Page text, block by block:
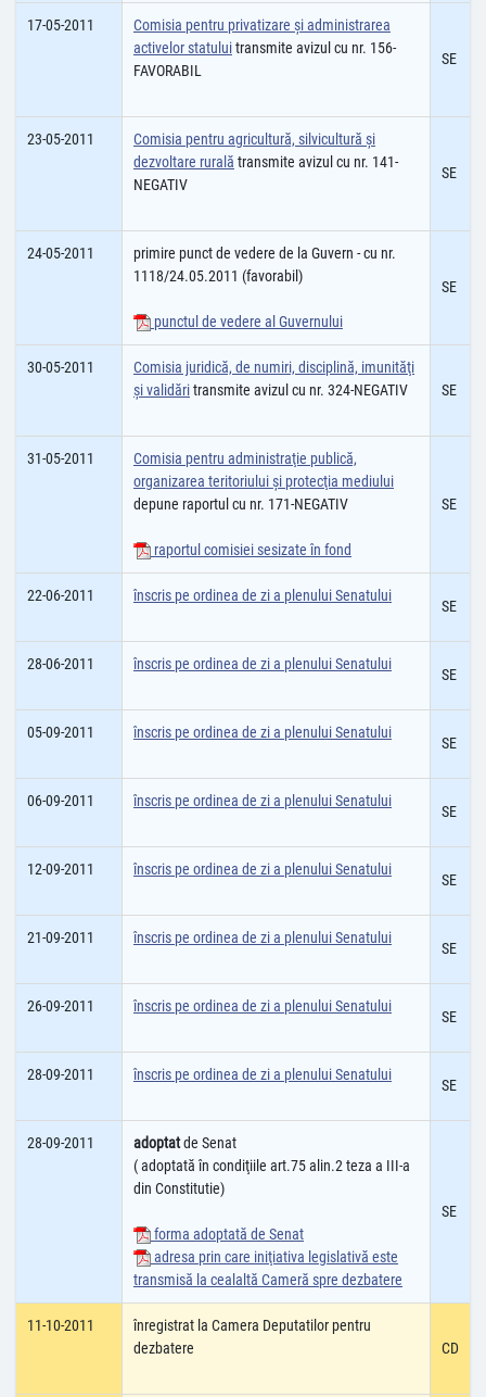
17-05-2011
Comisia pentru privatizare şi administrarea
activelor statuluitransmite avizul cu nr. 156-
FAVORABIL
SE
23-05-2011
Comisia pentru agricultură, silvicultură şi
dezvoltare rurală transmite avizul cu nr. 141-
NEGATIV
SE
24-05-2011
primire punct de vedere de la Guvern - cu nr.
1118/24.05.2011 (favorabil)
punctul de vedere al Guvernului
SE
30-05-2011
Comisia juridică, de numiri, disciplină, imunităţi
şi validăritransmite avizul cu nr. 324-NEGATIV SE
31-05-2011
Comisia pentru administraţie publică,
organizarea teritoriului şi protecţia mediului
depune raportul cu nr. 171-NEGATIV
raportul comisiei sesizate în fond
SE
22-06-2011 înscris pe ordinea de zi a plenului Senatului
SE
28-06-2011 înscris pe ordinea de zi a plenului Senatului
SE
05-09-2011 înscris pe ordinea de zi a plenului Senatului
SE
06-09-2011 înscris pe ordinea de zi a plenului Senatului
SE
12-09-2011 înscris pe ordinea de zi a plenului Senatului
SE
21-09-2011 înscris pe ordinea de zi a plenului Senatului
SE
26-09-2011 înscris pe ordinea de zi a plenului Senatului
SE
28-09-2011 înscris pe ordinea de zi a plenului Senatului
SE
28-09-2011 adoptatde Senat
( adoptată în condiţiile art.75 alin.2 teza a III-a
din Constitutie)
forma adoptată de Senat
adresa prin care iniţiativa legislativă este
transmisă la cealaltă Cameră spre dezbatere
SE
11-10-2011
înregistrat la Camera Deputatilor pentru
dezbatere
CD